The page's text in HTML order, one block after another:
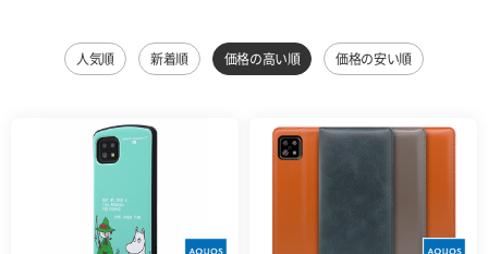
人気順 新着順 価格の高い順 価格の安い順